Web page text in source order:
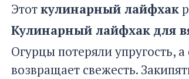
Этоткулинарный лайфхак
Кулинарный лайфхак для
Огурцы потеряли упругость, а
возвращает свежесть.